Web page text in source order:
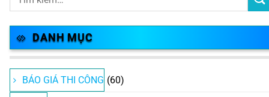
DANH MỤC
BÁO GIÁ THI CÔNG (60)